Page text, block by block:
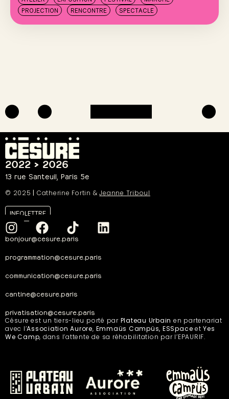
PROJECTION
RENCONTRE SPECTACLE
2022 > 2026
13 rue Santeuil, Paris 5e
© 2025 | Catherine Fortin &Jeanne Triboul
INFOLETTRE
bonjour@cesure.paris
programmation@cesure.paris
communication@cesure.paris
cantine@cesure.paris
privatisation@cesure.paris
Césure est un tiers-lieu porté par Plateau Urbain en partenariat
avec l’Association Aurore, Emmaüs Campüs, ESSpaceetYes
We Camp, dans l’attente de sa réhabilitation par l’EPAURIF.